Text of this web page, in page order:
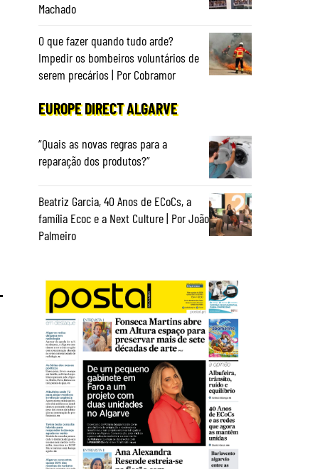
Machado
O que fazer quando tudo arde?
Impedir os bombeiros voluntários de
serem precários | Por Cobramor
EUROPE DIRECT ALGARVE
“Quais as novas regras para a
reparação dos produtos?”
Beatriz Garcia, 40 Anos de ECoCs, a
família Ecoc e a Next Culture | Por João
Palmeiro